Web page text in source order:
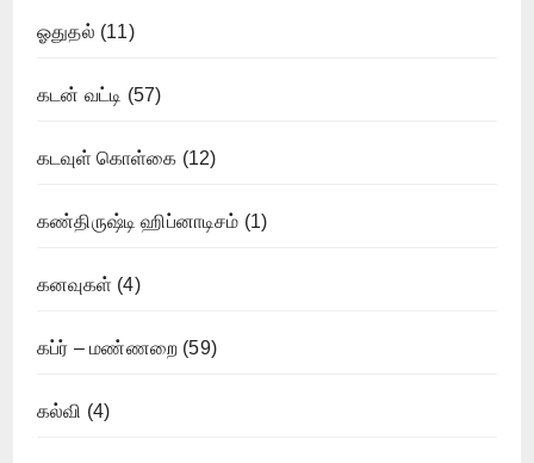
ஓதுதல் (11)
கடன் வட்டி (57)
கடவுள் கொள்கை (12)
கண்திருஷ்டி ஹிப்னாடிசம் (1)
கனவுகள் (4)
கப்ர் – மண்ணறை (59)
கல்வி (4)